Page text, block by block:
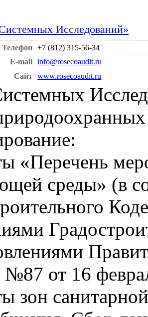
Исследований»
Телефон
+7 (812) 315-56-34
E-mail
info@rosecoaudit.ru
Сайт
www.rosecoaudit.ru
«Перечень
среды» (в
№87 от 16
зон